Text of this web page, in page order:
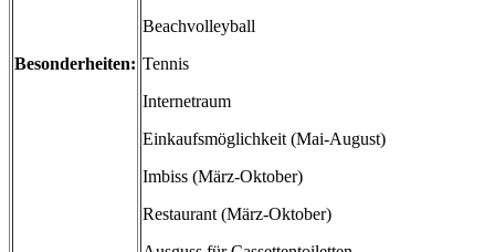
Besonderheiten:
Beachvolleyball
Tennis
Internetraum
Einkaufsmöglichkeit (Mai-August)
Imbiss (März-Oktober)
Restaurant (März-Oktober)